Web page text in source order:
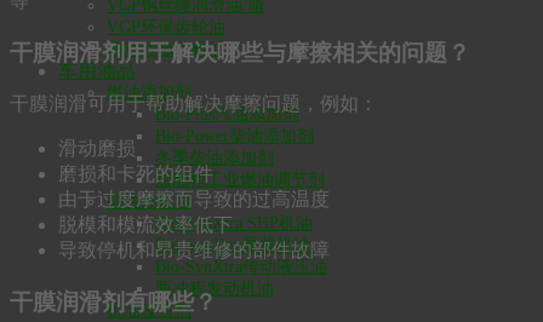
VGP钢丝绳润滑油/脂
VGP环保齿轮油
两冲程舷外机油
车用油品
燃油添加剂
Bio-Plus汽油添加剂
Bio-Power柴油添加剂
冬季柴油添加剂
船舶和工业燃油调节剂
高性能机油
Bio-SynXtra SHP机油
Bio-SynXtra重载机油
Bio-SynXtra传动液压油
两冲程发动机油
机油改善剂
干膜润滑剂用于解决哪些与摩擦相关的问题？
干膜润滑可用于帮助解决摩擦问题，例如：
滑动磨损
磨损和卡死的组件
由于过度摩擦而导致的过高温度
脱模和模流效率低下
导致停机和昂贵维修的部件故障
干膜润滑剂有哪些？